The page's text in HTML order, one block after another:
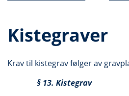
Kistegraver
Krav til kistegrav følger av
§ 13. Kistegrav